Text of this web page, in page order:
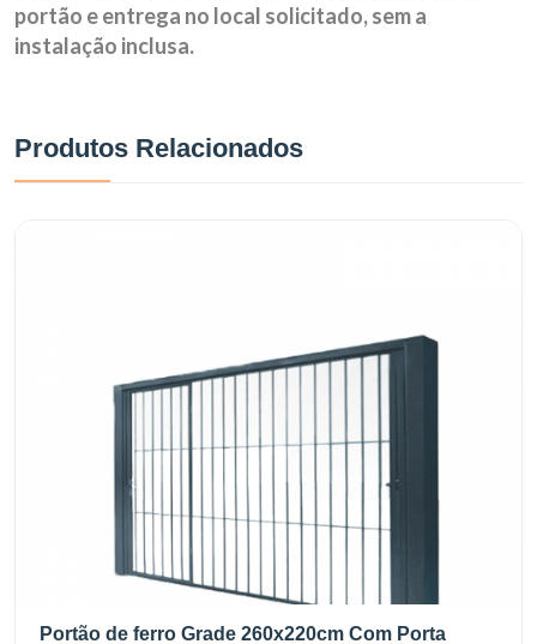
portão e entrega no local solicitado, sem a
instalação inclusa.
Produtos Relacionados
Portão de ferro Grade 260x220cm Com Porta